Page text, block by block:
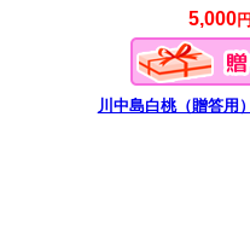
5,000円
川中島白桃（贈答用